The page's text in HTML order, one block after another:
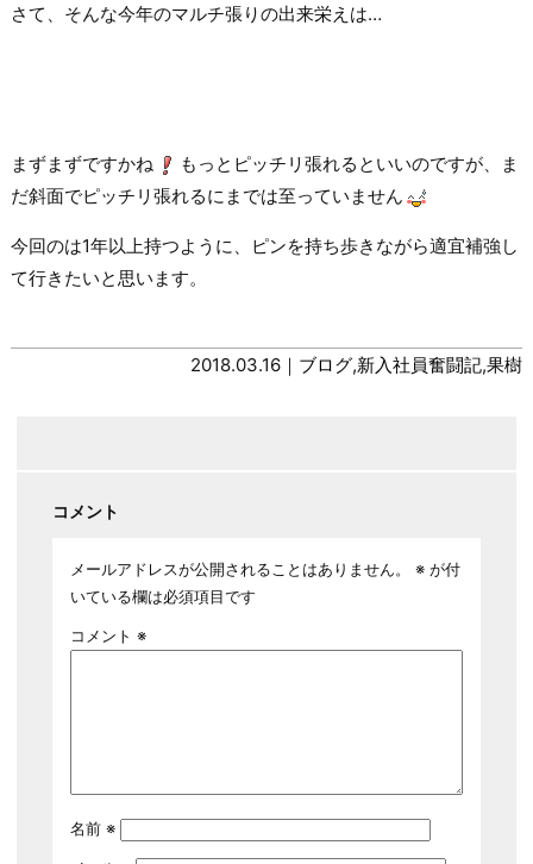
さて、そんな今年のマルチ張りの出来栄えは…
まずまずですかね
もっとピッチリ張れるといいのですが、ま
だ斜面でピッチリ張れるにまでは至っていません
今回のは1年以上持つように、ピンを持ち歩きながら適宜補強し
て行きたいと思います。
2018.03.16｜ ブログ,新入社員奮闘記,果樹
コメント
メールアドレスが公開されることはありません。 ※が付
いている欄は必須項目です
コメント ※
名前 ※